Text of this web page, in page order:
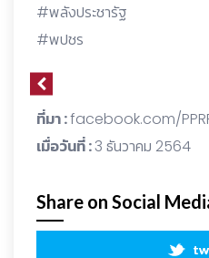
#พลังประชารัฐ
#พปชร
ที่มา :facebook.com/
เมื่อวันที่ :3 ธันวาคม 2564
Share on Social